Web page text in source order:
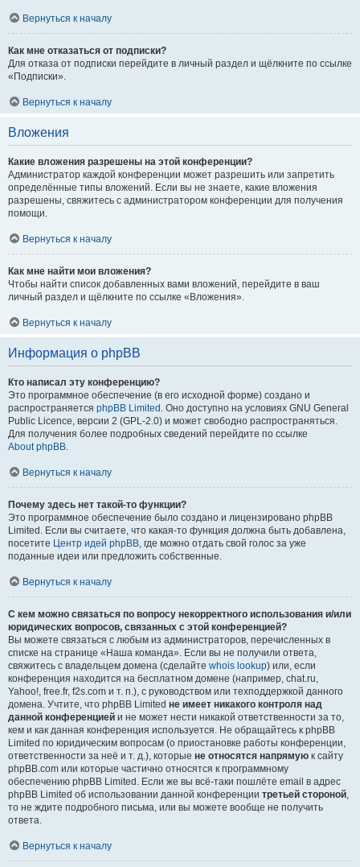
Вернуться к началу
Как мне отказаться от подписки?
Для отказа от подписки перейдите в личный раздел и щёлкните по ссылке
«Подписки».
Вернуться к началу
Вложения
Какие вложения разрешены на этой конференции?
Администратор каждой конференции может разрешить или запретить
определённые типы вложений. Если вы не знаете, какие вложения
разрешены, свяжитесь с администратором конференции для получения
помощи.
Вернуться к началу
Как мне найти мои вложения?
Чтобы найти список добавленных вами вложений, перейдите в ваш
личный раздел и щёлкните по ссылке «Вложения».
Вернуться к началу
Информация о phpBB
Кто написал эту конференцию?
Это программное обеспечение (в его исходной форме) создано и
распространяется phpBB Limited . Оно доступно на условиях GNU General
Public Licence, версии 2 (GPL-2.0) и может свободно распространяться.
Для получения более подробных сведений перейдите по ссылке
About phpBB.
Вернуться к началу
Почему здесь нет такой-то функции?
Это программное обеспечение было создано и лицензировано phpBB
Limited. Если вы считаете, что какая-то функция должна быть добавлена,
посетите Центр идей phpBB, где можно отдать свой голос за уже
поданные идеи или предложить собственные.
Вернуться к началу
С кем можно связаться по вопросу некорректного использования и/или
юридических вопросов, связанных с этой конференцией?
Вы можете связаться с любым из администраторов, перечисленных в
списке на странице «Наша команда». Если вы не получили ответа,
свяжитесь с владельцем домена (сделайте whois lookup) или, если
конференция находится на бесплатном домене (например, chat.ru,
Yahoo!, free.fr, f2s.com и т. п.), с руководством или техподдержкой данного
домена. Учтите, что phpBB Limited не имеет никакого контроля над
данной конференцией и не может нести никакой ответственности за то,
кем и как данная конференция используется. Не обращайтесь к phpBB
Limited по юридическим вопросам (о приостановке работы конференции,
ответственности за неё и т. д.), которые не относятся напрямую к сайту
phpBB.com или которые частично относятся к программному
обеспечению phpBB Limited. Если же вы всё-таки пошлёте email в адрес
phpBB Limited об использовании данной конференции третьей стороной,
то не ждите подробного письма, или вы можете вообще не получить
ответа.
Вернуться к началу